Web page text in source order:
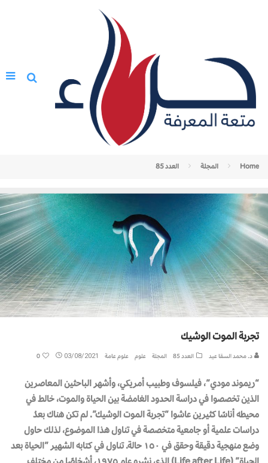
Home المجلة العدد 85
تجربة الموت الوشيك
د. محمد السقا عيد العدد 85 المجلة علوم علوم عامة 03/08/2021
0
“ريموند مودي”، فيلسوف وطبيب أمريكي، وأشهر الباحثين المعاصرين
الذين تخصصوا في دراسة الحدود الغامضة بين الحياة والموت، خالط في
محيطه أناسًا كثيرين عاشوا “تجربة الموت الوشيك”. لم تكن هناك بعدُ
دراسات علمية أو جامعية متخصصة في تناول هذا الموضوع، لذلك حاول
وضع منهجية دقيقة وحقق في ١٥٠ حالة. تناول في كتابه الشهير “الحياة بعد